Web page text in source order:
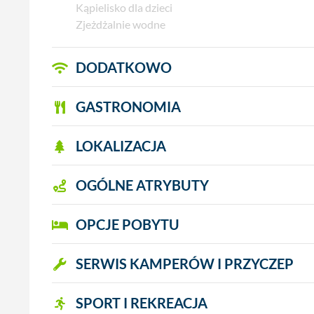
Kąpielisko dla dzieci
Zjeżdżalnie wodne
DODATKOWO
GASTRONOMIA
LOKALIZACJA
OGÓLNE ATRYBUTY
OPCJE POBYTU
SERWIS KAMPERÓW I PRZYCZEP
SPORT I REKREACJA